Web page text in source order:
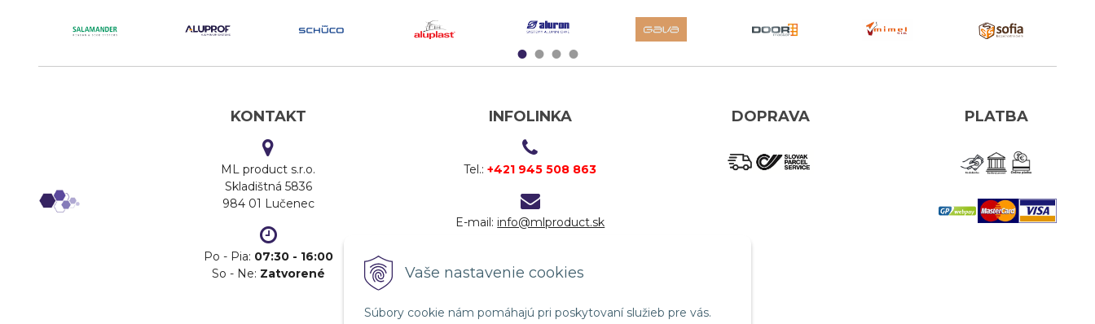
Vaše nastavenie cookies
Súbory cookie nám pomáhajú pri poskytovaní služieb pre vás.
1234
KONTAKT
ML product s.r.o.
Skladištná 5836
984 01 Lučenec
Po - Pia: 07:30 - 16:00
So - Ne: Zatvorené
INFOLINKA
Tel.:+421 945 508 863
E-mail: info@mlproduct.sk
DOPRAVA PLATBA